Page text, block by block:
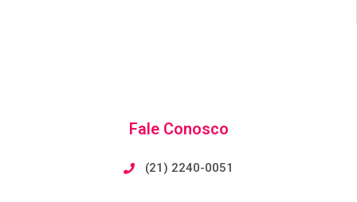
Fale Conosco
(21) 2240-0051